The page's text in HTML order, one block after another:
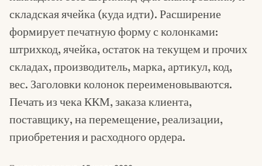
складская ячейка (куда идти). Расширение
формирует печатную форму с колонками:
штрихкод, ячейка, остаток на текущем и прочих
складах, производитель, марка, артикул, код,
вес. Заголовки колонок переименовываются.
Печать из чека ККМ, заказа клиента,
поставщику, на перемещение, реализации,
приобретения и расходного ордера.